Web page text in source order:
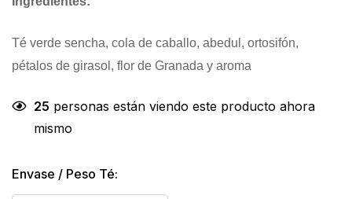
Té verde sencha, cola de caballo, abedul, ortosifón,
pétalos de girasol, flor de Granada y aroma
25 personas están viendo este producto ahora
mismo
Envase / Peso Té: